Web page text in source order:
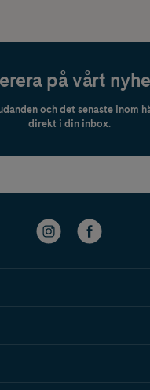
på vårt
och det senaste inom
direkt i din inbox.